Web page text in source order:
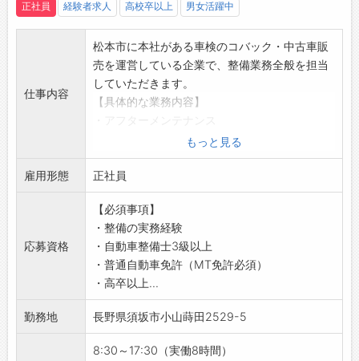
正社員 経験者求人 高校卒以上 男女活躍中
仕事内容
松本市に本社がある車検のコバック・中古車販
売を運営している企業で、整備業務全般を担当
していただきます。
【具体的な業務内容】
・定期点検 等
【ロイヤルで整備士として働く3つのメリット
◎】
1）オールメーカー取扱なので、様々な車種を整
備できる！
・ロイヤルオートサービスでは、車検のコバッ
ク・自社整備工場を長野県内で8店舗運営。年
間車検生産台数は20,000台。
・国産車・輸入車問わず整備に携われるので、
様々な知識や技術を習得できます。
もっと見る
雇用形態 正社員
応募資格
【必須事項】
・整備の実務経験
・自動車整備士3級以上
・普通自動車免許（MT免許必須）
・高卒以上...
勤務地 長野県須坂市小山蒔田2529-5
8:30～17:30（実働8時間）